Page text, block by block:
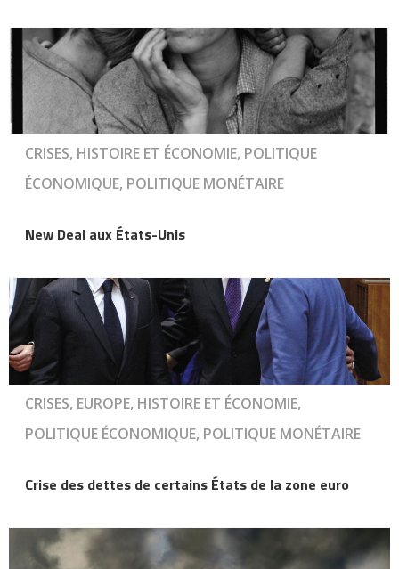
CRISES, HISTOIRE ET ÉCONOMIE, POLITIQUE
ÉCONOMIQUE, POLITIQUE MONÉTAIRE
New Deal aux États-Unis
CRISES, EUROPE, HISTOIRE ET ÉCONOMIE,
POLITIQUE ÉCONOMIQUE, POLITIQUE MONÉTAIRE
Crise des dettes de certains États de la zone euro